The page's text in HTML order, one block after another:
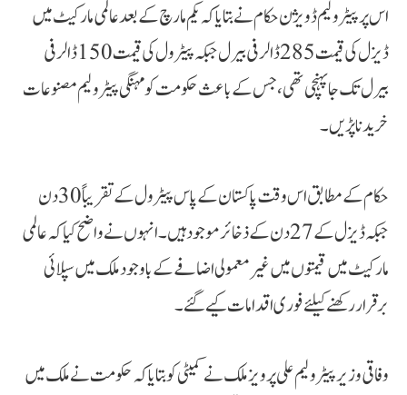
اس پر پیٹرولیم ڈویژن حکام نے بتایا کہ یکم مارچ کے بعد عالمی مارکیٹ میں
ڈیزل کی قیمت 285 ڈالر فی بیرل جبکہ پیٹرول کی قیمت 150 ڈالر فی
بیرل تک جا پہنچی تھی، جس کے باعث حکومت کو مہنگی پیٹرولیم مصنوعات
خریدنا پڑیں۔
حکام کے مطابق اس وقت پاکستان کے پاس پیٹرول کے تقریباً 30 دن
جبکہ ڈیزل کے 27 دن کے ذخائر موجود ہیں۔ انہوں نے واضح کیا کہ عالمی
مارکیٹ میں قیمتوں میں غیر معمولی اضافے کے باوجود ملک میں سپلائی
برقرار رکھنے کیلئے فوری اقدامات کیے گئے۔
وفاقی وزیر پیٹرولیم علی پرویز ملک نے کمیٹی کو بتایا کہ حکومت نے ملک میں